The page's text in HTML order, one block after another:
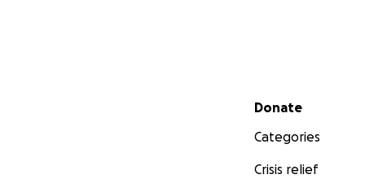
Secondary menu
Donate
Categories
Crisis relief